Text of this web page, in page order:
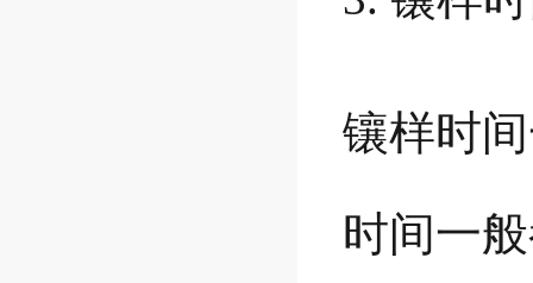
镶样时
时间一